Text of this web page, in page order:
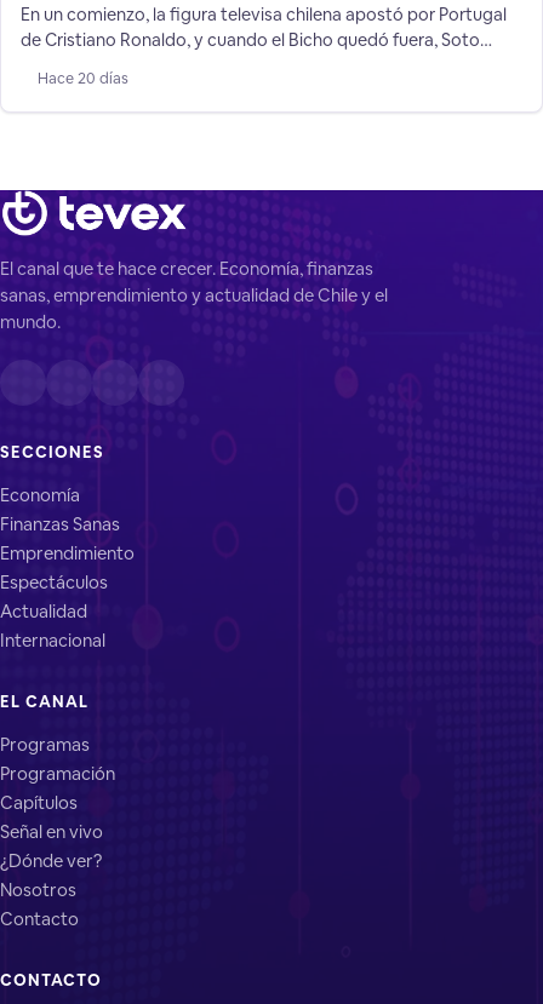
En un comienzo, la figura televisa chilena apostó por Portugal
de Cristiano Ronaldo, y cuando el Bicho quedó fuera, Soto
rubro de supuestos "videntes".
Hace 20 días
El canal que te hace crecer. Economía, finanzas
sanas, emprendimiento y actualidad de Chile y el
mundo.
SECCIONES
Economía
Finanzas Sanas
Emprendimiento
Espectáculos
Actualidad
Internacional
EL CANAL
Programas
Programación
Capítulos
Señal en vivo
¿Dónde ver?
Nosotros
Contacto
CONTACTO